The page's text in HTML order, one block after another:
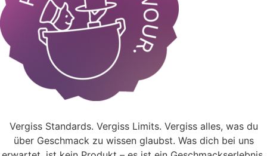
Vergiss Standards. Vergiss Limits. Vergiss alles, was du
über Geschmack zu wissen glaubst. Was dich bei uns